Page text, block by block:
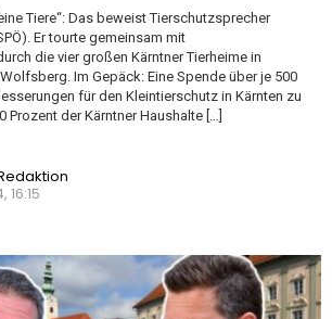
Tiere“: Das beweist Tierschutzsprecher
Er tourte gemeinsam mit
die vier großen Kärntner Tierheime in
Im Gepäck: Eine Spende über je 500
für den Kleintierschutz in Kärnten zu
Prozent der Kärntner Haushalte […]